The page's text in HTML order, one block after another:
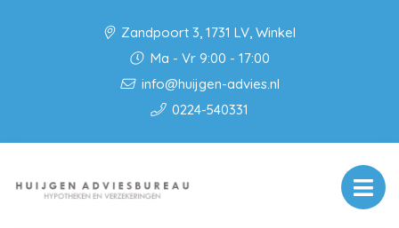
Zandpoort 3, 1731 LV, Winkel
Ma - Vr 9:00 - 17:00
info@huijgen-advies.nl
0224-540331